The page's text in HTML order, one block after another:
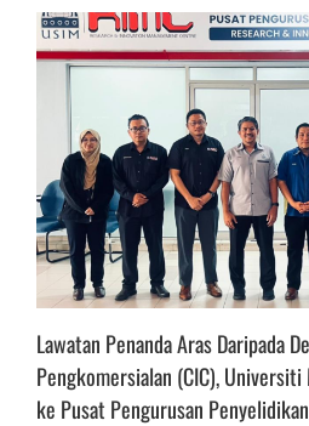
Lawatan Penanda Aras Daripada
Pengkomersialan (CIC),
ke Pusat Pengurusan